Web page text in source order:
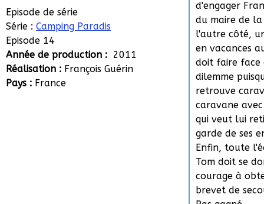
Episode de série
Série : Camping Paradis
Episode 14
Année de production : 2011
Réalisation : François Guérin
Pays : France
d'engager
du maire de
l'autre côté,
en vacances
doit faire face
dilemme
retrouve
caravane
qui veut lui
garde de ses
Enfin, toute
Tom doit se
courage à
brevet de